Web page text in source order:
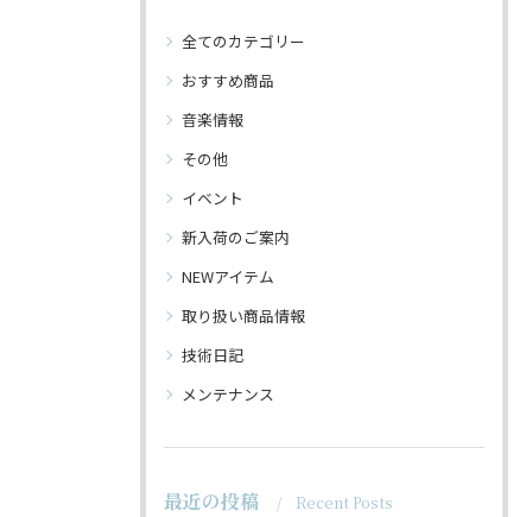
全てのカテゴリー
おすすめ商品
音楽情報
その他
イベント
新入荷のご案内
NEWアイテム
取り扱い商品情報
技術日記
メンテナンス
最近の投稿 Recent Posts